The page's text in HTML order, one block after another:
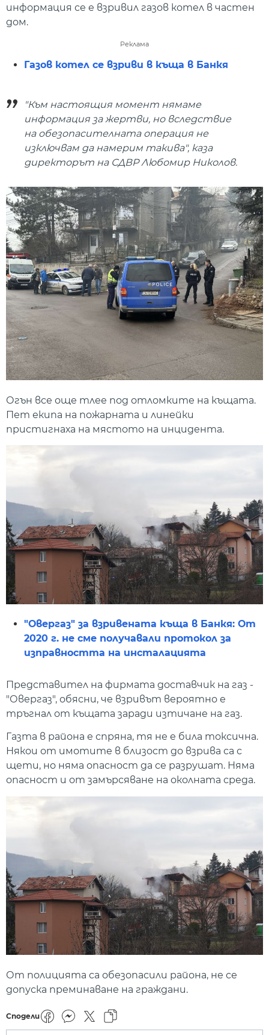
информация се е взривил газов котел в частен
дом.
Реклама
Газов котел се взриви в къща в Банкя
"Към настоящия момент нямаме
информация за жертви, но вследствие
на обезопасителната операция не
изключвам да намерим такива", каза
директорът на СДВР Любомир Николов.
Огън все още тлее под отломките на къщата.
Пет екипа на пожарната и линейки
пристигнаха на мястото на инцидента.
"Овергаз" за взривената къща в Банкя: От
2020 г. не сме получавали протокол за
изправността на инсталацията
Представител на фирмата доставчик на газ -
"Овергаз", обясни, че взривът вероятно е
тръгнал от къщата заради изтичане на газ.
Газта в района е спряна, тя не е била токсична.
Някои от имотите в близост до взрива са с
щети, но няма опасност да се разрушат. Няма
опасност и от замърсяване на околната среда.
От полицията са обезопасили района, не се
допуска преминаване на граждани.
Сподели